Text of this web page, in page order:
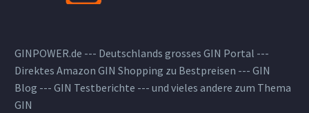
GINPOWER.de --- Deutschlands grosses GIN Portal ---
Direktes Amazon GIN Shopping zu Bestpreisen --- GIN
Blog --- GIN Testberichte --- und vieles andere zum Thema
GIN